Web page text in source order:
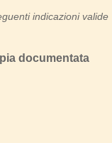
indicazioni valide
documentata